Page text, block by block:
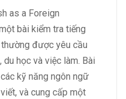
as a Foreign
bài kiểm tra tiếng
được yêu cầu
học và việc làm. Bài
kỹ năng ngôn ngữ
và cung cấp một